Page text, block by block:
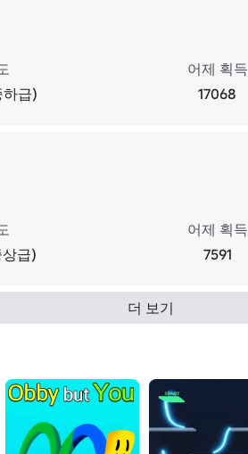
급)
어제 획득
17068
급)
어제 획득
7591
더 보기